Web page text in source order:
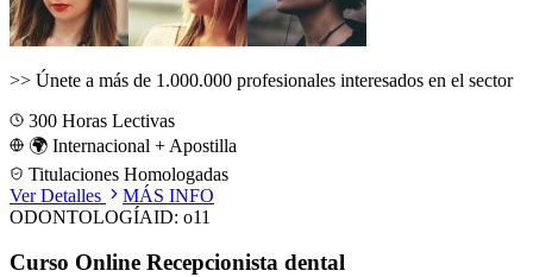
>> Únete a más de 1.000.000 profesionales interesados en el sector
300 Horas Lectivas
🌍 Internacional + Apostilla
Titulaciones Homologadas
Ver Detalles
MÁS INFO
ODONTOLOGÍAID: o11
Curso Online Recepcionista dental